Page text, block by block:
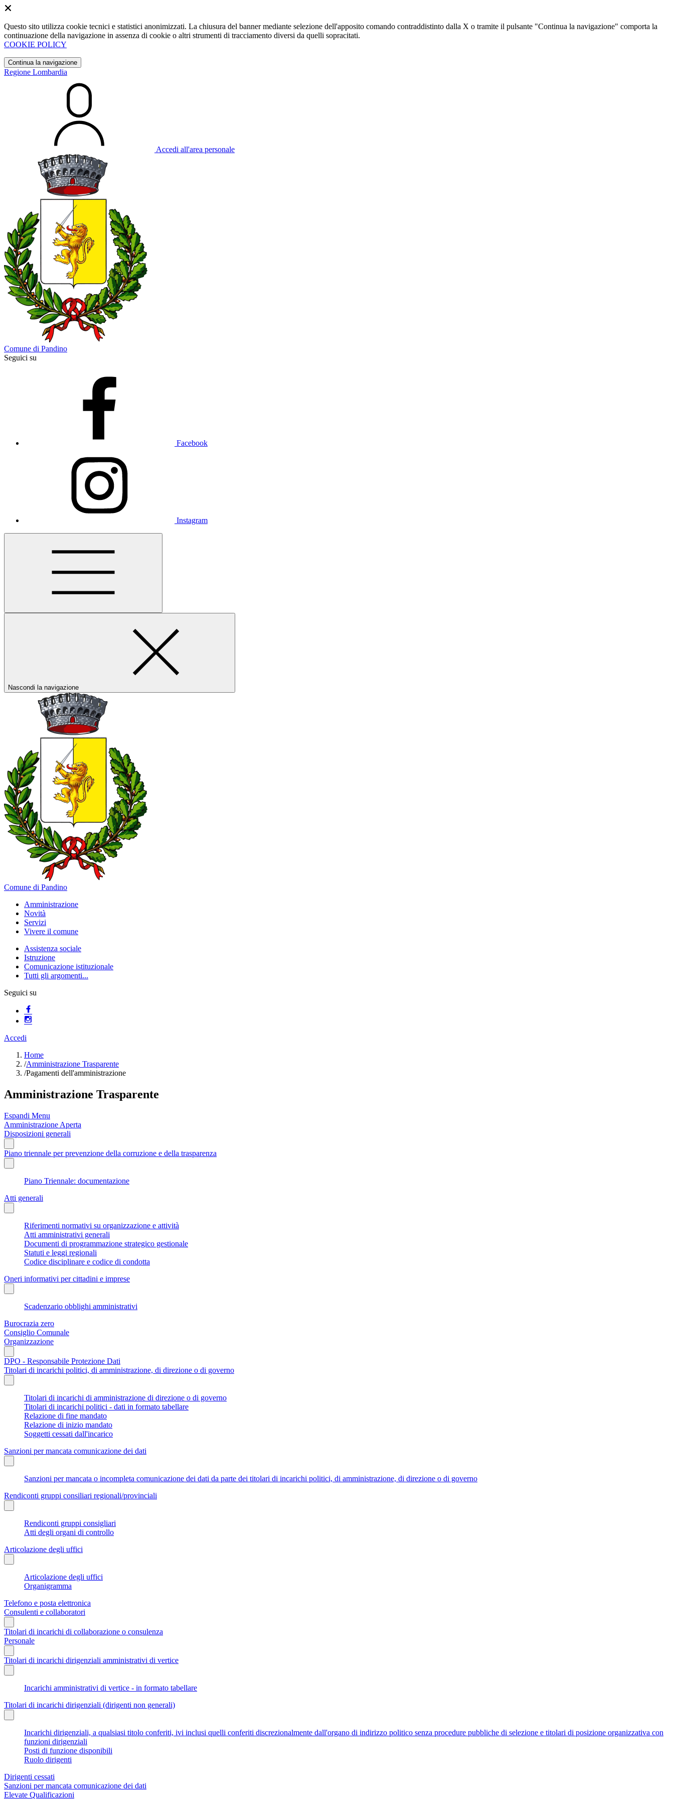
Questo sito utilizza cookie tecnici e statistici anonimizzati. La chiusura del banner mediante selezione dell'apposito comando contraddistinto dalla X o tramite il pulsante "Continua la navigazione" comporta la
continuazione della navigazione in assenza di cookie o altri strumenti di tracciamento diversi da quelli sopracitati.
COOKIE POLICY
Continua la navigazione
Regione Lombardia
Accedi all'area personale
Comune di Pandino
Seguici su
Facebook
Instagram
Nascondi la navigazione
Comune di Pandino
Amministrazione
Novità
Servizi
Vivere il comune
Assistenza sociale
Istruzione
Comunicazione istituzionale
Tutti gli argomenti...
Seguici su
Accedi
Home
/Amministrazione Trasparente
/Pagamenti dell'amministrazione
Amministrazione Trasparente
Espandi Menu
Amministrazione Aperta
Disposizioni generali
Piano triennale per prevenzione della corruzione e della trasparenza
Piano Triennale: documentazione
Atti generali
Riferimenti normativi su organizzazione e attività
Atti amministrativi generali
Documenti di programmazione strategico gestionale
Statuti e leggi regionali
Codice disciplinare e codice di condotta
Oneri informativi per cittadini e imprese
Scadenzario obblighi amministrativi
Burocrazia zero
Consiglio Comunale
Organizzazione
DPO - Responsabile Protezione Dati
Titolari di incarichi politici, di amministrazione, di direzione o di governo
Titolari di incarichi di amministrazione di direzione o di governo
Titolari di incarichi politici - dati in formato tabellare
Relazione di fine mandato
Relazione di inizio mandato
Soggetti cessati dall'incarico
Sanzioni per mancata comunicazione dei dati
Sanzioni per mancata o incompleta comunicazione dei dati da parte dei titolari di incarichi politici, di amministrazione, di direzione o di governo
Rendiconti gruppi consiliari regionali/provinciali
Rendiconti gruppi consigliari
Atti degli organi di controllo
Articolazione degli uffici
Articolazione degli uffici
Organigramma
Telefono e posta elettronica
Consulenti e collaboratori
Titolari di incarichi di collaborazione o consulenza
Personale
Titolari di incarichi dirigenziali amministrativi di vertice
Incarichi amministrativi di vertice - in formato tabellare
Titolari di incarichi dirigenziali (dirigenti non generali)
Incarichi dirigenziali, a qualsiasi titolo conferiti, ivi inclusi quelli conferiti discrezionalmente dall'organo di indirizzo politico senza procedure pubbliche di selezione e titolari di posizione organizzativa con
funzioni dirigenziali
Posti di funzione disponibili
Ruolo dirigenti
Dirigenti cessati
Sanzioni per mancata comunicazione dei dati
Elevate Qualificazioni